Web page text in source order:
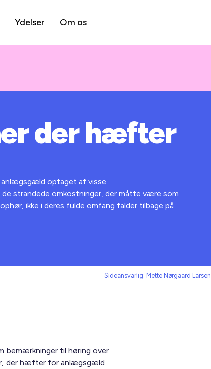
Ydelser Om os
der hæfter
anlægsgæld optaget af visse
strandede omkostninger, der måtte være som
ikke i deres fulde omfang falder tilbage på
Sideansvarlig: Mette Nørgaard Larsen
bemærkninger til høring over
der hæfter for anlægsgæld